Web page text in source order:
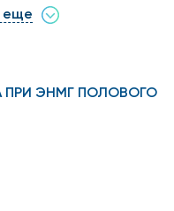
контролирует
внешних
нарушений, сбоев в
повреждения нервов и
подготовки
еще
ПРИ ЭНМГ ПОЛОВОГО